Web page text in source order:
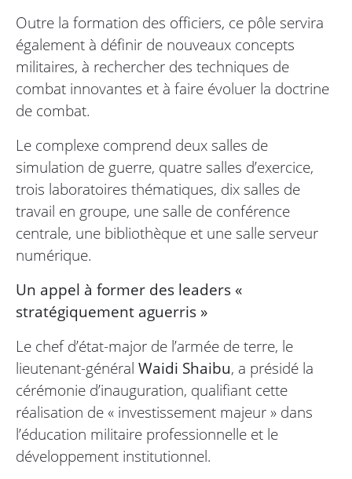
Outre la formation des officiers, ce pôle servira
également à définir de nouveaux concepts
militaires, à rechercher des techniques de
combat innovantes et à faire évoluer la doctrine
de combat.
Le complexe comprend deux salles de
simulation de guerre, quatre salles d’exercice,
trois laboratoires thématiques, dix salles de
travail en groupe, une salle de conférence
centrale, une bibliothèque et une salle serveur
numérique.
Un appel à former des leaders «
stratégiquement aguerris »
Le chef d’état-major de l’armée de terre, le
lieutenant-général Waidi Shaibu, a présidé la
cérémonie d’inauguration, qualifiant cette
réalisation de « investissement majeur » dans
l’éducation militaire professionnelle et le
développement institutionnel.